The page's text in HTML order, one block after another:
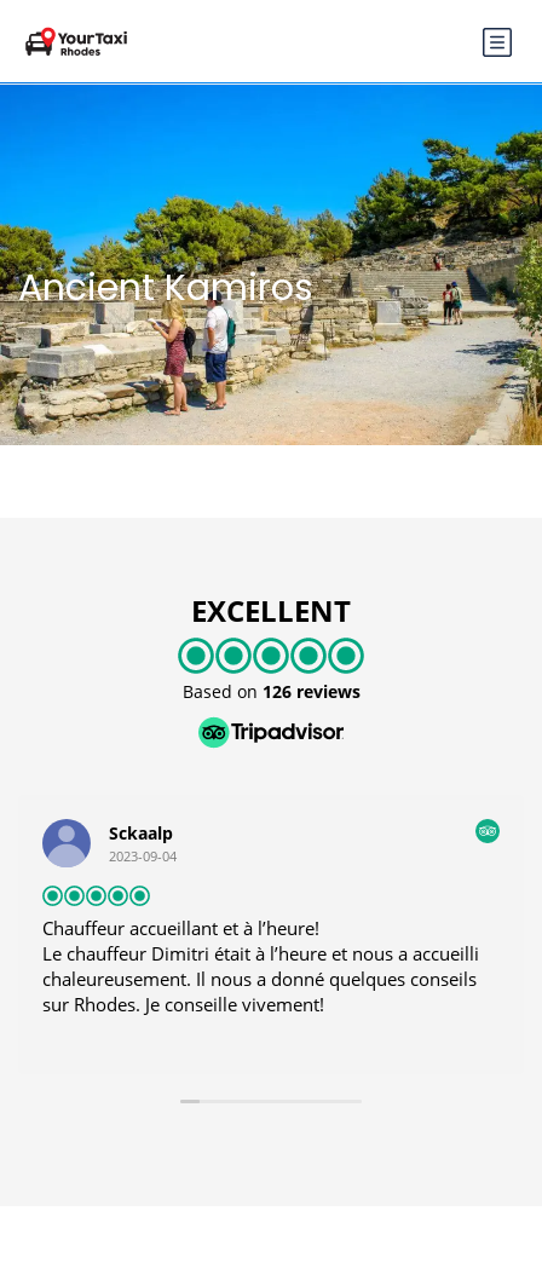
Ancient Kamiros
EXCELLENT
Based on 126 reviews
Sckaalp
2023-09-04
Chauffeur accueillant et à l’heure!
Le chauffeur Dimitri était à l’heure et nous a accueilli
chaleureusement. Il nous a donné quelques conseils
sur Rhodes. Je conseille vivement!